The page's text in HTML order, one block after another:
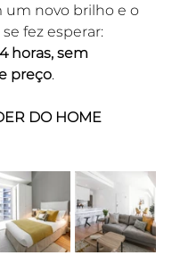
um novo brilho e o
fez esperar:
horas, sem
preço.
DO HOME